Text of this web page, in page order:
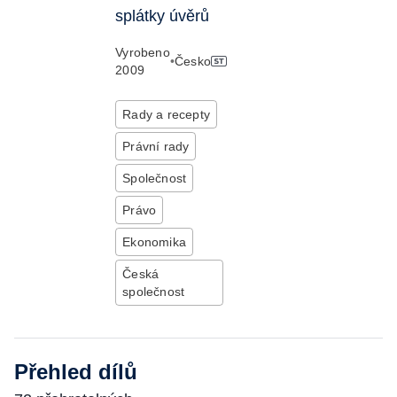
splátky úvěrů
Vyrobeno
2009
•Česko
Rady a recepty
Právní rady
Společnost
Právo
Ekonomika
Česká
společnost
Přehled dílů